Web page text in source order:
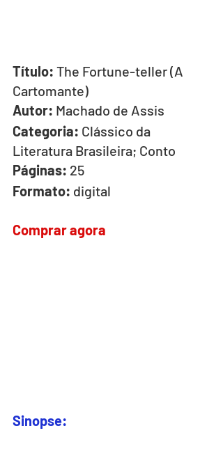
Título: The Fortune-teller (A
Cartomante)
Autor: Machado de Assis
Categoria: Clássico da
Literatura Brasileira; Conto
Páginas: 25
Formato: digital
Comprar agora
Sinopse: